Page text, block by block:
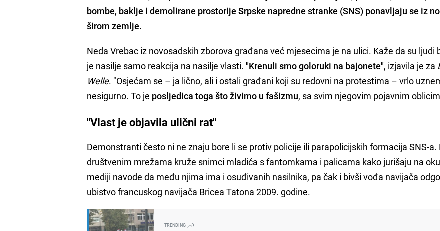
bombe, baklje i demolirane prostorije Srpske napredne stranke (SNS) ponavljaju se iz
širom zemlje.
Neda Vrebac iz novosadskih zborova građana već mjesecima je na ulici. Kaže da su ljudi
je nasilje samo reakcija na nasilje vlasti."Krenuli smo goloruki na bajonete", izjavila je za
Welle. "Osjećam se – ja lično, ali i ostali građani koji su redovni na protestima – vrlo
nesigurno. To je posljedica toga što živimo u fašizmu, sa svim njegovim pojavnim
"Vlast je objavila ulični rat"
Demonstranti često ni ne znaju bore li se protiv policije ili parapolicijskih formacija SNS-a.
društvenim mrežama kruže snimci mladića s fantomkama i palicama kako jurišaju na
mediji navode da među njima ima i osuđivanih nasilnika, pa čak i bivši vođa navijača
ubistvo francuskog navijača Bricea Tatona 2009. godine.
TRENDING